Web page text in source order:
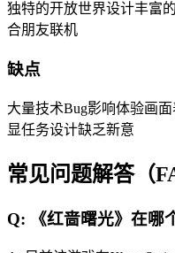
独特的开放世界设计丰富
合朋友联机
缺点
大量技术Bug影响体验画
显任务设计缺乏新意
常见问题解答（
Q: 《红啬曙光》在哪